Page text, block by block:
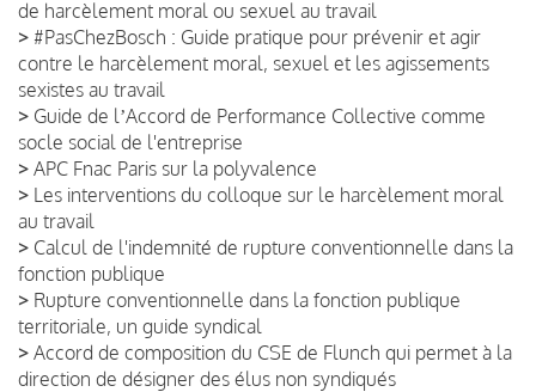
de harcèlement moral ou sexuel au travail
> #PasChezBosch : Guide pratique pour prévenir et agir
contre le harcèlement moral, sexuel et les agissements
sexistes au travail
> Guide de lʼAccord de Performance Collective comme
socle social de l'entreprise
> APC Fnac Paris sur la polyvalence
> Les interventions du colloque sur le harcèlement moral
au travail
> Calcul de l'indemnité de rupture conventionnelle dans la
fonction publique
> Rupture conventionnelle dans la fonction publique
territoriale, un guide syndical
> Accord de composition du CSE de Flunch qui permet à la
direction de désigner des élus non syndiqués